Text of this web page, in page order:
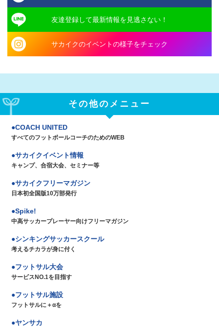
友達登録して最新情報を見逃さない！
サカイクのイベントの様子をチェック
その他のメニュー
COACH UNITED
すべてのフットボールコーチのためのWEB
サカイクイベント情報
キャンプ、合宿大会、セミナー等
サカイクフリーマガジン
日本初全国版10万部発行
Spike!
中高サッカープレーヤー向けフリーマガジン
シンキングサッカースクール
考えるチカラが身に付く
フットサル大会
サービスNO.1を目指す
フットサル施設
フットサルに＋αを
ヤンサカ